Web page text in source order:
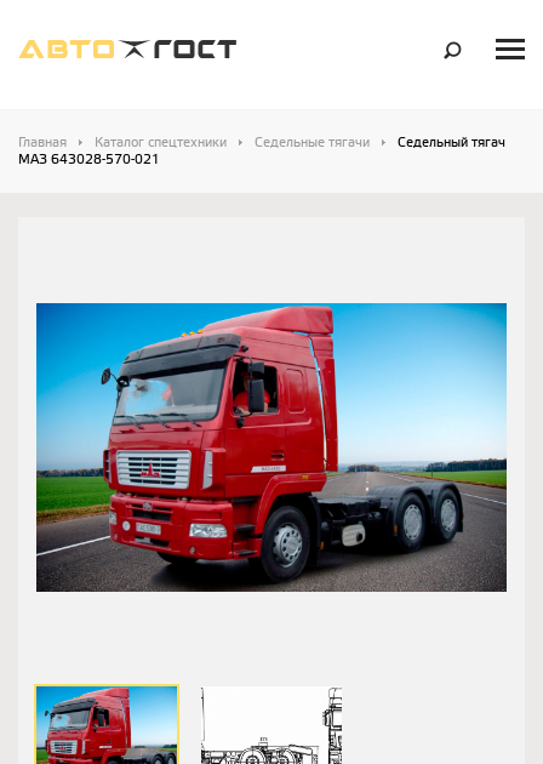
Главная Каталог спецтехники Седельные тягачи
Седельный тягач
МАЗ 643028-570-021